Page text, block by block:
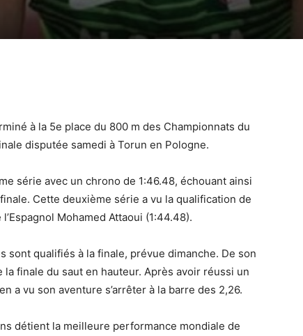
à la 5e place du 800 m des Championnats du
disputée samedi à Torun en Pologne.
série avec un chrono de 1:46.48, échouant ainsi
Cette deuxième série a vu la qualification de
Mohamed Attaoui (1:44.48).
sont qualifiés à la finale, prévue dimanche. De son
finale du saut en hauteur. Après avoir réussi un
a vu son aventure s’arrêter à la barre des 2,26.
détient la meilleure performance mondiale de